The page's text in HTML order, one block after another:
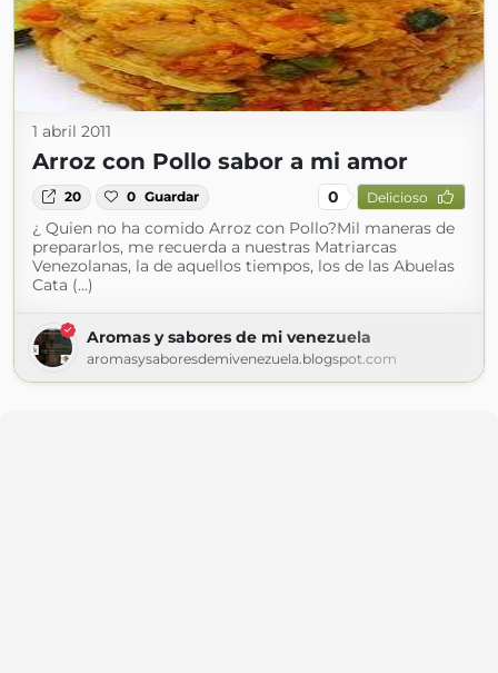
1 abril 2011
Arroz con Pollo sabor a mi amor
20 0 Guardar 0 Delicioso
¿ Quien no ha comido Arroz con Pollo?Mil maneras de
prepararlos, me recuerda a nuestras Matriarcas
Venezolanas, la de aquellos tiempos, los de las Abuelas
Cata (...)
Aromas y sabores de mi venezuela
aromasysaboresdemivenezuela.blogspot.com